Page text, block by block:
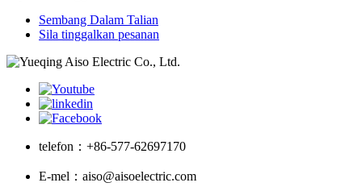
Sembang Dalam Talian
Sila tinggalkan pesanan
telefon： +86-577-62697170
E-mel： aiso@aisoelectric.com